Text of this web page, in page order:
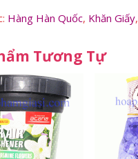
Hàng Hàn Quốc, Khăn Giấy,
Tương Tự